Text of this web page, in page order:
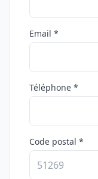
Email *
Téléphone *
Code postal *